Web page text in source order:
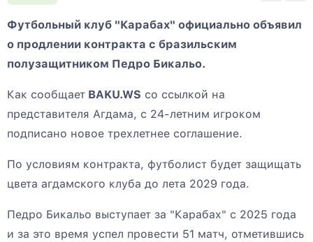
Футбольный клуб "Карабах" официально объявил
о продлении контракта с бразильским
полузащитником Педро Бикальо.
Как сообщает BAKU.WS со ссылкой на
представителя Агдама, с 24-летним игроком
подписано новое трехлетнее соглашение.
По условиям контракта, футболист будет защищать
цвета агдамского клуба до лета 2029 года.
Педро Бикальо выступает за "Карабах" с 2025 года
и за это время успел провести 51 матч, отметившись